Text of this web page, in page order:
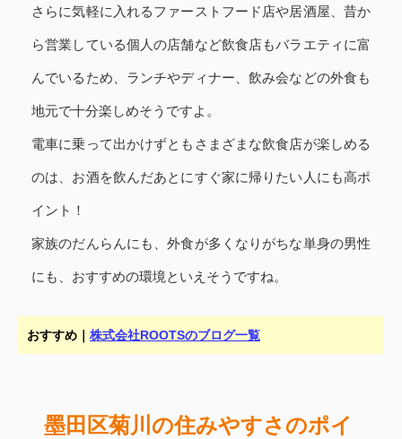
さらに気軽に入れるファーストフード店や居酒屋、昔か
ら営業している個人の店舗など飲食店もバラエティに富
んでいるため、ランチやディナー、飲み会などの外食も
地元で十分楽しめそうですよ。
電車に乗って出かけずともさまざまな飲食店が楽しめる
のは、お酒を飲んだあとにすぐ家に帰りたい人にも高ポ
イント！
家族のだんらんにも、外食が多くなりがちな単身の男性
にも、おすすめの環境といえそうですね。
おすすめ｜ 株式会社ROOTSのブログ一覧
墨田区菊川の住みやすさのポイ